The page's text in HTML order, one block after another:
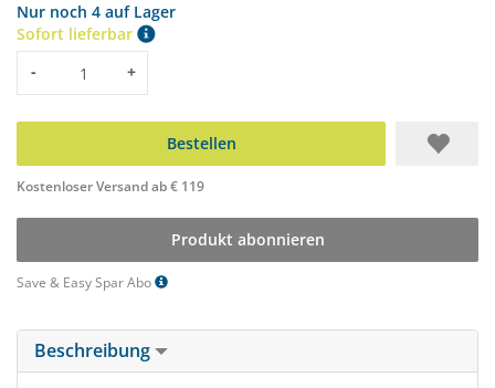
Nur noch 4 auf Lager
Sofort lieferbar
Menge
- +
Bestellen
Kostenloser Versand ab € 119
Produkt abonnieren
Save & Easy Spar Abo
Beschreibung